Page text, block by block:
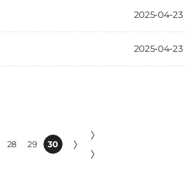
2025-04-23
2025-04-23
28 29 30 〉
〉
〉